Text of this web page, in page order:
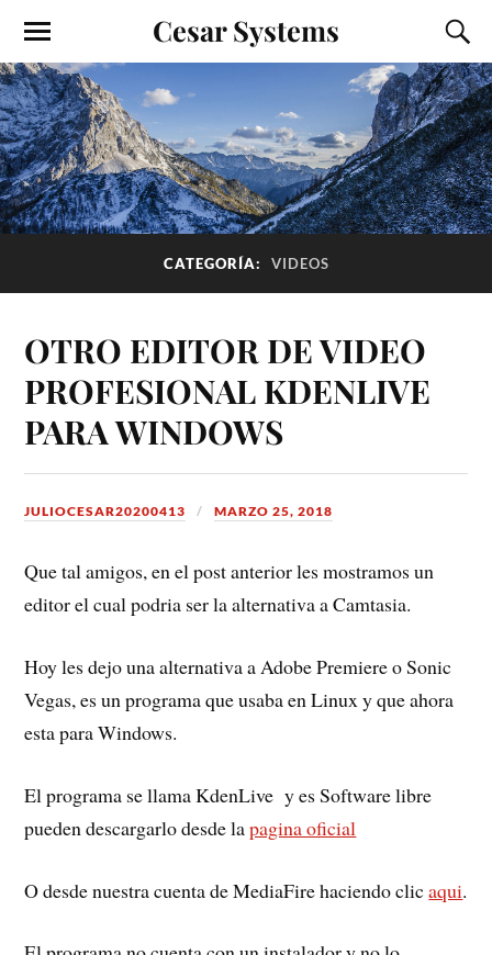
Cesar Systems
CATEGORÍA: VIDEOS
OTRO EDITOR DE VIDEO
PROFESIONAL KDENLIVE
PARA WINDOWS
JULIOCESAR20200413 MARZO 25, 2018
Que tal amigos, en el post anterior les mostramos un
editor el cual podria ser la alternativa a Camtasia.
Hoy les dejo una alternativa a Adobe Premiere o Sonic
Vegas, es un programa que usaba en Linux y que ahora
esta para Windows.
El programa se llama KdenLive y es Software libre
pueden descargarlo desde lapagina oficial
O desde nuestra cuenta de MediaFire haciendo clicaqui.